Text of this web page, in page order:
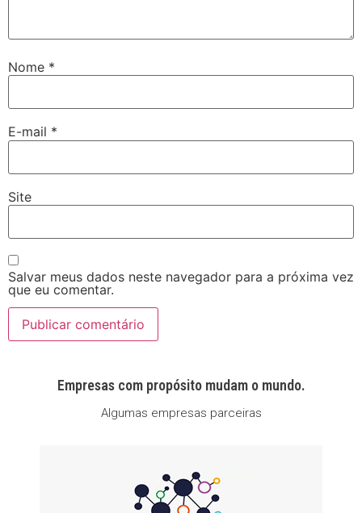
Nome *
E-mail *
Site
Salvar meus dados neste navegador para a próxima vez
que eu comentar.
Empresas com propósito mudam o mundo.
Algumas empresas parceiras